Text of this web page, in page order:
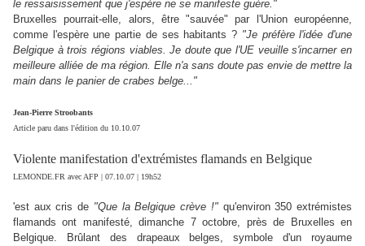
le ressaisissement que j'espère ne se manifeste guère."
Bruxelles pourrait-elle, alors, être "sauvée" par l'Union européenne,
comme l'espère une partie de ses habitants ? "Je préfère l'idée d'une
Belgique à trois régions viables. Je doute que l'UE veuille s'incarner en
meilleure alliée de ma région. Elle n'a sans doute pas envie de mettre la
main dans le panier de crabes belge..."
Jean-Pierre Stroobants
Article paru dans l'édition du 10.10.07
Violente manifestation d'extrémistes flamands en Belgique
LEMONDE.FR avec AFP | 07.10.07 | 19h52
'est aux cris de "Que la Belgique crève !"qu'environ 350 extrémistes
flamands ont manifesté, dimanche 7 octobre, près de Bruxelles en
Belgique. Brûlant des drapeaux belges, symbole d'un royaume